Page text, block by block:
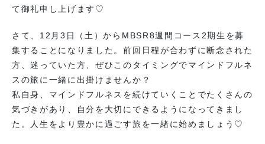
て御礼申し上げます♡
さて、12月3日（土）からMBSR8週間コース2期生を募
集することになりました。前回日程が合わずに断念された
方、迷っていた方、ぜひこのタイミングでマインドフルネ
スの旅に一緒に出掛けませんか？
私自身、マインドフルネスを続けていくことでたくさんの
気づきがあり、自分を大切にできるようになってきまし
た。人生をより豊かに過ごす旅を一緒に始めましょう♡